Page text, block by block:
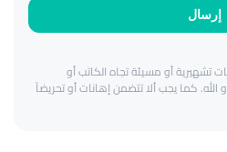
إرسال
تشهيرية أو مسيئة تجاه الكاتب أو
كما يجب ألا تتضمن إهانات أو تحريضاً